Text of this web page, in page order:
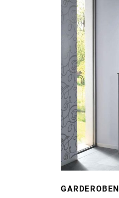
GARDEROBEN